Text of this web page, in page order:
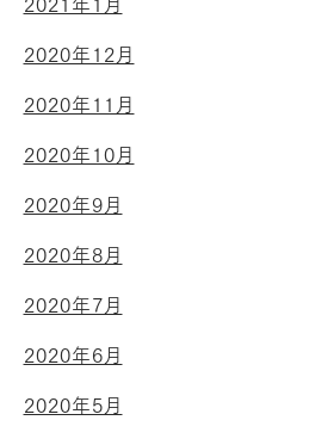
2021年1月
2020年12月
2020年11月
2020年10月
2020年9月
2020年8月
2020年7月
2020年6月
2020年5月